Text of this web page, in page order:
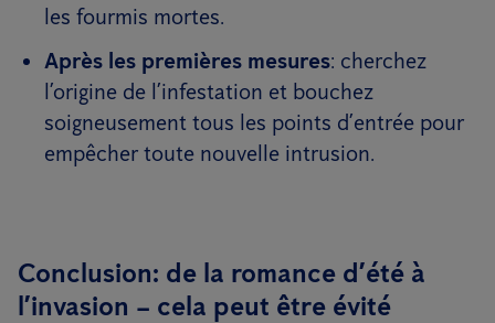
les fourmis mortes.
Après les premières mesures: cherchez
l’origine de l’infestation et bouchez
soigneusement tous les points d’entrée pour
empêcher toute nouvelle intrusion.
Conclusion: de la romance d’été à
l’invasion – cela peut être évité